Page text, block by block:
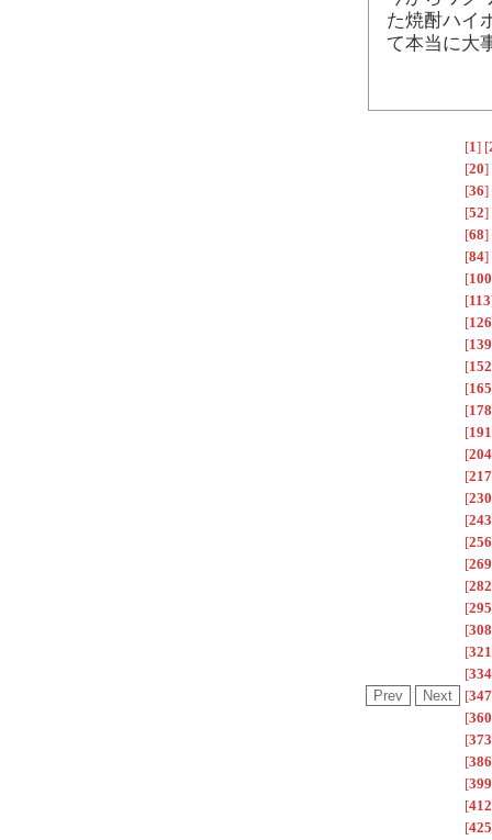
た焼酎ハイ
て本当に大
[1] [
[20]
[36]
[52]
[68]
[84]
[100
[113
[126
[139
[152
[165
[178
[191
[204
[217
[230
[243
[256
[269
[282
[295
[308
[321
[334
[347
[360
[373
[386
[399
[412
[425